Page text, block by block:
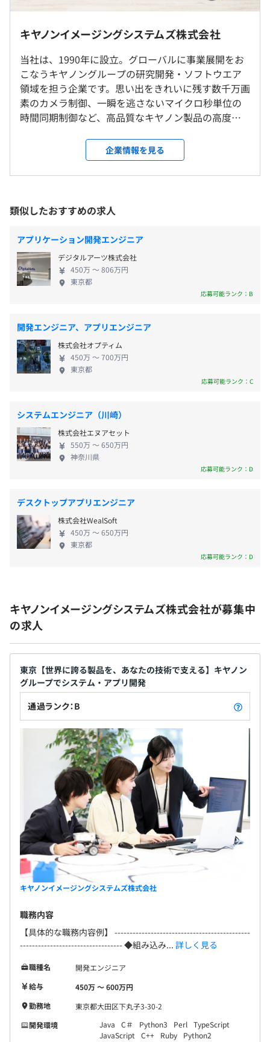
◆インダストリアルシステム開発
開発
【入社後のフォロー】
▼入社後
OJTで実務に慣れていただきます。経験が浅い方は先輩の
サポートから、経験が豊富な方は早期にプロジェクトを担
当していただくこともあります。
る研修体系が整備されています。
ミュニケーション・育成など）、日々の業務を安心・安全
に遂行するためのガイドラインやリテラシーの学習など、
多様な学びの機会があります。
階層別研修、ビジネススキル・ヒューマンスキル研修、技
術研修などキャリアに応じた学びの機会を提供
◆資格取得支援制度
新たなスキル獲得を積極的にサポートする体制を完備
相談の上、業務に最適なスペックのPCを支給
オブジェクト指向、ウォーターフォール、アジャイル、ス
クラム、テスト駆動開発、チケット駆動開発、ドメイン駆
動設計、プロトタイピング、コーディング規約あり
Docker、Terraform、AWS CloudFormation、Ansible、
Kubernetes、Amazon ECS、Zabbix、Amazon
CloudWatch
BigQuery、Amazon Redshift、PyTorch、pandas、
scikit-learn、NumPy
現在、開発部門には約420名のエンジニアが在籍。
20~30代を中心に幅広い世代が活躍しており（20～30代
が約240名）、現在働くスタッフの7人に1人が女性です。
・勤務地はご希望を最大限考慮します。
・プロジェクトにより長期出張をおこなう際も、本人の希
望を最大限に考慮しながら決定します。（帰省費用は会社
負担）
・リモート勤務可（部門・プロジェクト・開発フェーズに
よって、週2～3日のリモートワークを導入）
就業場所の変更範囲
新潟本社、新潟開発センター、東京事業所
会社の定める場所（テレワークをおこなう場所を含む）
受動喫煙防止措置に関する事項
対策内容：敷地内禁煙
〈東京事業所〉東急多摩川線「下丸子駅」より徒歩10分
1日の標準労働時間／8時間
標準労働時間帯／8：45～17：45
・コアタイム／10：30～15：30
・フレキシブルタイム／7：00～22：00
休憩時間：60分
平均残業時間：14.4時間程度／月
・完全週休2日制（土・日・祝日）
・年末年始休暇
・有給休暇（半日取得可）
・フリーバカンス制度（年1回、連続5日間の休暇取得が
可能）
・リフレッシュ休暇制度（勤続5年ごとに、長期休暇の付
・産前産後休暇
・介護休暇
・特別休暇（結婚・配偶者の出産・慶弔など）
・傷病積立休暇 など
・通勤手当（全額支給）
・時間外手当（全額支給）
・賃貸住宅支度金 など
賞与：年2回（6月・12月）
※2025年実績：5.5カ月分支給
・社会保険完備（健康保険・厚生年金保険、雇用保険・労
災保険）
・キヤノングループ保険（生命保険、損害保険、自動車保
険、火災保険など）
無期雇用
3カ月（期間中、給与などの待遇は変わりません）
キヤノンイメージングシステムズ株式会社
当社は、1990年に設立。グローバルに事業展開をお
こなうキヤノングループの研究開発・ソフトウエア
領域を担う企業です。思い出をきれいに残す数千万画
素のカメラ制御、一瞬を逃さないマイクロ秒単位の
時間同期制御など、高品質なキヤノン製品の高度な
かな技術力を提供しています。さらに近年は、AI技術
を活用した研究開発等にも注力し、次世代の価値創
造に挑戦しています。 【開発事例】 ◾️組み込みソフト
ど様々なキヤノン製品に組み込まれているファーム
ウェアを開発 ◾️アプリケーション開発 カメラ/プリン
ター/医療機器/FAなど様々な業種のアプリケーション
を開発、 XR(VR/MR)システムの企画・開発・テス
ト・コンテンツ制作まで一括開発 ◾️クラウド開発 キ
ヤノン製品と連携し、イメージング技術を融合した
クラウドシステムを開発 ◾️品質保証技術 ソフトウェ
正しく動作するだけでなく、お客様にとっての使い
やすさを検証。あらゆる観点で分析、テストケース
を設計し、高品質製品開発に貢献
企業情報を見る
類似したおすすめの求人
アプリケーション開発エンジニア
デジタルアーツ株式会社
450万 〜 806万円
東京都
応募可能ランク：B
開発エンジニア、アプリエンジニア
株式会社オプティム
450万 〜 700万円
東京都
応募可能ランク：C
システムエンジニア（川崎）
株式会社エヌアセット
550万 〜 650万円
神奈川県
応募可能ランク：D
デスクトップアプリエンジニア
株式会社WealSoft
450万 〜 650万円
東京都
応募可能ランク：D
キヤノンイメージングシステムズ株式会社が募集中
の求人
東京【世界に誇る製品を、あなたの技術で支える】キヤノン
グループでシステム・アプリ開発
通過ランク：B
キヤノンイメージングシステムズ株式会社
職務内容
【具体的な職務内容例】 ---------------------------------------------
---------------------------------- ◆組み込み... 詳しく見る
職種名
開発エンジニア
給与
450万 〜 600万円
勤務地
東京都大田区下丸子3-30-2
開発環境
Java C＃ Python3 Perl TypeScript
JavaScript
C++ Ruby
Python2